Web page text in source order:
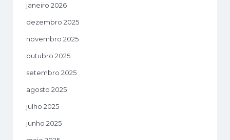
janeiro 2026
dezembro 2025
novembro 2025
outubro 2025
setembro 2025
agosto 2025
julho 2025
junho 2025